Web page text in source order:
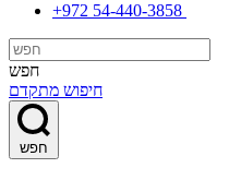
+972 54-440-3858
חפש
חיפוש מתקדם
חפש